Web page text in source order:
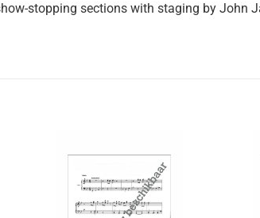
stopping sections with staging by John